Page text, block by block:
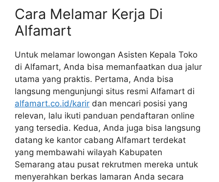
Cara Melamar Kerja Di
Alfamart
Untuk melamar lowongan Asisten Kepala Toko
di Alfamart, Anda bisa memanfaatkan dua jalur
utama yang praktis. Pertama, Anda bisa
langsung mengunjungi situs resmi Alfamart di
alfamart.co.id/karir dan mencari posisi yang
relevan, lalu ikuti panduan pendaftaran online
yang tersedia. Kedua, Anda juga bisa langsung
datang ke kantor cabang Alfamart terdekat
yang membawahi wilayah Kabupaten
Semarang atau pusat rekrutmen mereka untuk
menyerahkan berkas lamaran Anda secara